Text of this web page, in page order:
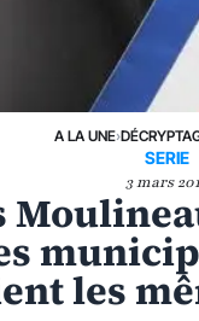
A LA UNE›
SERIE
3 mars
les